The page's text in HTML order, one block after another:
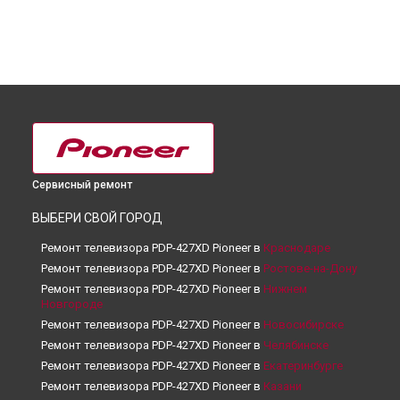
Сервисный ремонт
ВЫБЕРИ СВОЙ ГОРОД
Ремонт телевизора PDP-427XD Pioneer в Краснодаре
Ремонт телевизора PDP-427XD Pioneer в Ростове-на-Дону
Ремонт телевизора PDP-427XD Pioneer в Нижнем
Новгороде
Ремонт телевизора PDP-427XD Pioneer в Новосибирске
Ремонт телевизора PDP-427XD Pioneer в Челябинске
Ремонт телевизора PDP-427XD Pioneer в Екатеринбурге
Ремонт телевизора PDP-427XD Pioneer в Казани